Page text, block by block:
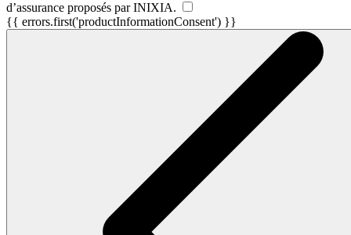
d’assurance proposés par INIXIA.
{{ errors.first('productInformationConsent') }}